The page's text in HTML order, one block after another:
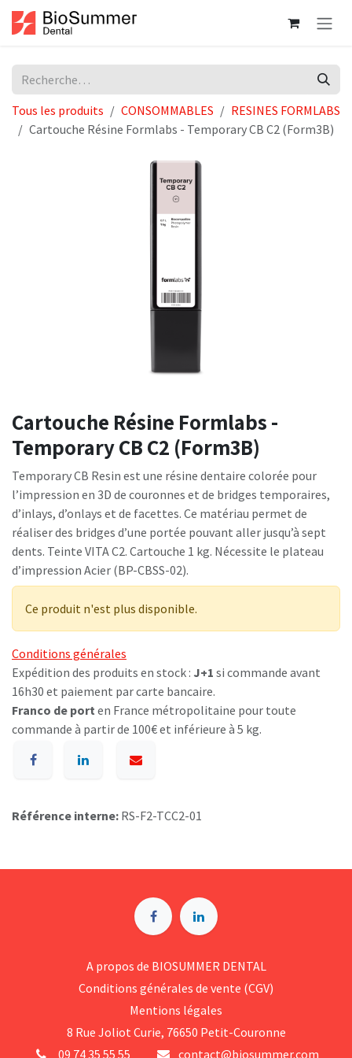
Se rendre au contenu
Tous les produits CONSOMMABLES
RESINES FORMLABS
Cartouche Résine Formlabs - Temporary CB C2 (Form3B)
Cartouche Résine Formlabs -
Temporary CB C2 (Form3B)
Temporary CB Resin est une résine dentaire colorée pour
l’impression en 3D de couronnes et de bridges temporaires,
d’inlays, d’onlays et de facettes. Ce matériau permet de
réaliser des bridges d’une portée pouvant aller jusqu’à sept
dents. Teinte VITA C2. Cartouche 1 kg. Nécessite le plateau
d’impression Acier (BP-CBSS-02).
Ce produit n'est plus disponible.
Conditions générales
Expédition des produits en stock : J+1 si commande avant
16h30 et paiement par carte bancaire.
Franco de port en France métropolitaine pour toute
commande à partir de 100€ et inférieure à 5 kg.
Référence interne: RS-F2-TCC2-01
A p​ropos de BIOSUMMER DENTAL
Conditions générales d​e vente (CGV)
Mentions légales
8 Rue Jol​iot Curie, 76650 Petit-Couronne
09 74 35 55 55
contact@biosummer.com